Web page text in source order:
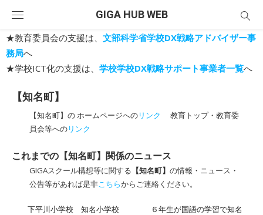
content
GIGA HUB WEB
★教育委員会の支援は、 文部科学省学校DX戦略アドバイザー事
務局へ
★学校ICT化の支援は、 学校学校DX戦略サポート事業者一覧へ
【知名町】
【知名町】の ホームページへのリンク
教育トップ・教育委
員会等へのリンク
これまでの【知名町】関係のニュース
GIGAスクール構想等に関する 【知名町】 の情報・ニュース・
公告等があれば是非こちらからご連絡ください。
下平川小学校 知名小学校
６年生が国語の学習で知名